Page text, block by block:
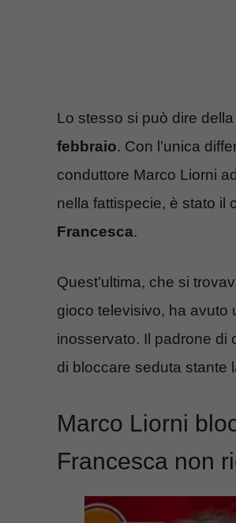
Lo stesso si può dire
febbraio. Con l’unica
conduttore Marco Liorni
nella fattispecie, è stato il
Francesca.
Quest’ultima, che si
gioco televisivo, ha avuto
inosservato. Il padrone di
di bloccare seduta stante
Marco Liorni
Francesca non